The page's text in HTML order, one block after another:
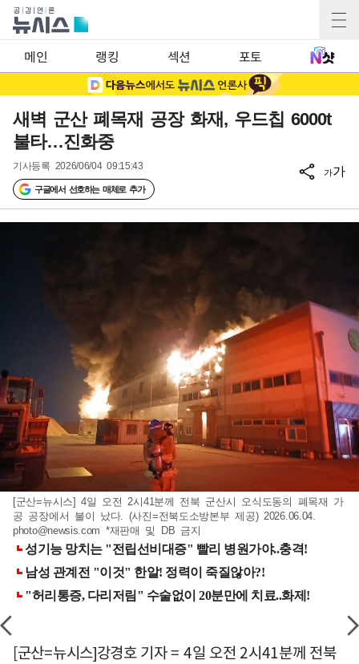
메인 랭킹 섹션 포토
새벽 군산 폐목재 공장 화재, 우드칩 6000t
불타…진화중
기사등록 2026/06/04 09:15:43
구글에서 선호하는 매체로 추가
가가
[군산=뉴시스] 4일 오전 2시41분께 전북 군산시 오식도동의 폐목재 가
공 공장에서 불이 났다. (사진=전북도소방본부 제공) 2026.06.04.
photo@newsis.com *재판매 및 DB 금지
[군산=뉴시스]강경호 기자 = 4일 오전 2시41분께 전북